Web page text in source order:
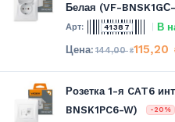
Белая (VF-
41387 В
144,00₴115,20
Розетка 1-я CAT6
BNSK1PC6-W)
-20%